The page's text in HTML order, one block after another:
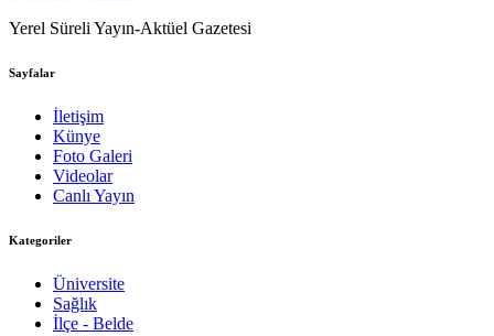
Yerel Süreli Yayın-Aktüel Gazetesi
Sayfalar
İletişim
Künye
Foto Galeri
Videolar
Canlı Yayın
Kategoriler
Üniversite
Sağlık
İlçe - Belde